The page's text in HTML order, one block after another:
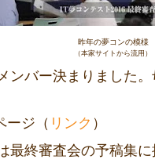
昨年の夢コンの模様
（本家サイトから流用）
ンバー決まりました
ージ（ リンク ）
最終審査会の予稿集